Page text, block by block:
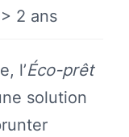
> 2 ans
l’Éco-prêt
solution